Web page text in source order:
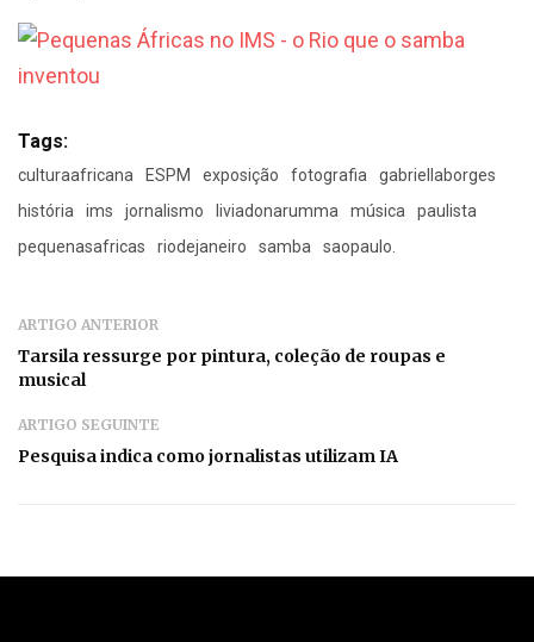
Tags:
culturaafricana ESPM exposição fotografia
gabriellaborges
história
ims jornalismo liviadonarumma música
paulista
pequenasafricas
riodejaneiro samba saopaulo.
ARTIGO ANTERIOR
Tarsila ressurge por pintura, coleção de roupas e
musical
ARTIGO SEGUINTE
Pesquisa indica como jornalistas utilizam IA